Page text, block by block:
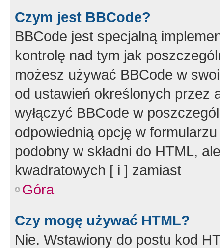
Czym jest BBCode?
BBCode jest specjalną
kontrolę nad tym jak
możesz używać BBCode w
od ustawień określonych przez
wyłączyć BBCode w
odpowiednią opcję w
podobny w składni do HTML,
kwadratowych [ i ] zamiast
Góra
Czy mogę używać HTML?
Nie. Wstawiony do postu kod